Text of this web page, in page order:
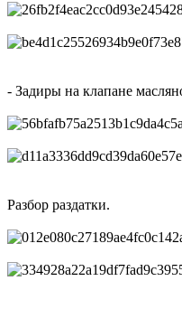
- Задиры на клапане
Разбор раздатки.